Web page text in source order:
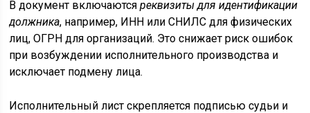
В документ включаютсяреквизиты для идентификации
должника, например, ИНН или СНИЛС для физических
лиц, ОГРН для организаций. Это снижает риск ошибок
при возбуждении исполнительного производства и
исключает подмену лица.
Исполнительный лист скрепляется подписью судьи и